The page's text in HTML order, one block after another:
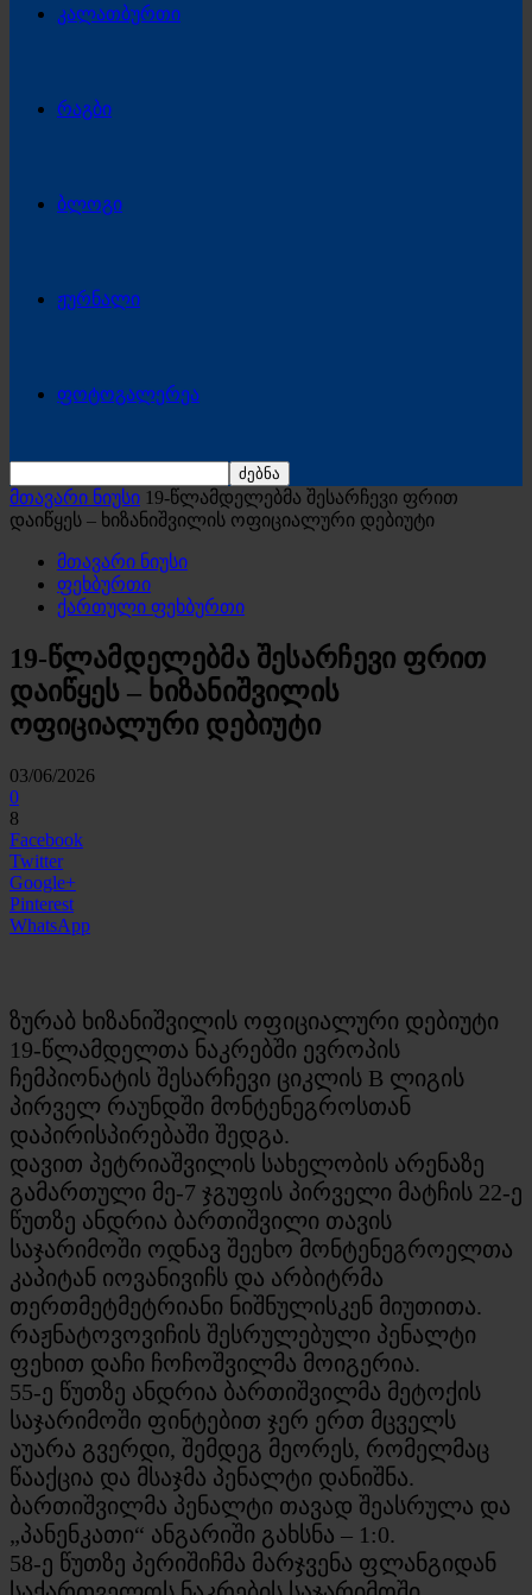
კალათბურთი
რაგბი
ბლოგი
ჟურნალი
ფოტოგალერეა
მთავარი ნიუსი 19-წლამდელებმა შესარჩევი ფრით
დაიწყეს – ხიზანიშვილის ოფიციალური დებიუტი
მთავარი ნიუსი
ფეხბურთი
ქართული ფეხბურთი
19-წლამდელებმა შესარჩევი ფრით
დაიწყეს – ხიზანიშვილის
ოფიციალური დებიუტი
03/06/2026
0
8
Facebook
Twitter
Google+
Pinterest
WhatsApp
ზურაბ ხიზანიშვილის ოფიციალური დებიუტი
19-წლამდელთა ნაკრებში ევროპის
ჩემპიონატის შესარჩევი ციკლის B ლიგის
პირველ რაუნდში მონტენეგროსთან
დაპირისპირებაში შედგა.
დავით პეტრიაშვილის სახელობის არენაზე
გამართული მე-7 ჯგუფის პირველი მატჩის 22-ე
წუთზე ანდრია ბართიშვილი თავის
საჯარიმოში ოდნავ შეეხო მონტენეგროელთა
კაპიტან იოვანივიჩს და არბიტრმა
თერთმეტმეტრიანი ნიშნულისკენ მიუთითა.
რაჟნატოვოვიჩის შესრულებული პენალტი
ფეხით დაჩი ჩოჩოშვილმა მოიგერია.
55-ე წუთზე ანდრია ბართიშვილმა მეტოქის
საჯარიმოში ფინტებით ჯერ ერთ მცველს
აუარა გვერდი, შემდეგ მეორეს, რომელმაც
წააქცია და მსაჯმა პენალტი დანიშნა.
ბართიშვილმა პენალტი თავად შეასრულა და
„პანენკათი“ ანგარიში გახსნა – 1:0.
58-ე წუთზე პერიშიჩმა მარჯვენა ფლანგიდან